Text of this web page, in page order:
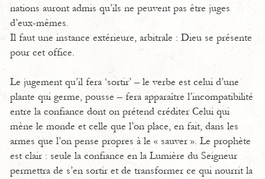
nations auront admis qu’ils ne peuvent pas être juges
d’eux-mêmes.
Il faut une instance extérieure, arbitrale : Dieu se présente
pour cet office.
Le jugement qu’il fera ‘sortir’ – le verbe est celui d’une
plante qui germe, pousse – fera apparaître l’incompatibilité
entre la confiance dont on prétend créditer Celui qui
mène le monde et celle que l’on place, en fait, dans les
armes que l’on pense propres à le « sauver ». Le prophète
est clair : seule la confiance en la Lumière du Seigneur
permettra de s’en sortir et de transformer ce qui nourrit la